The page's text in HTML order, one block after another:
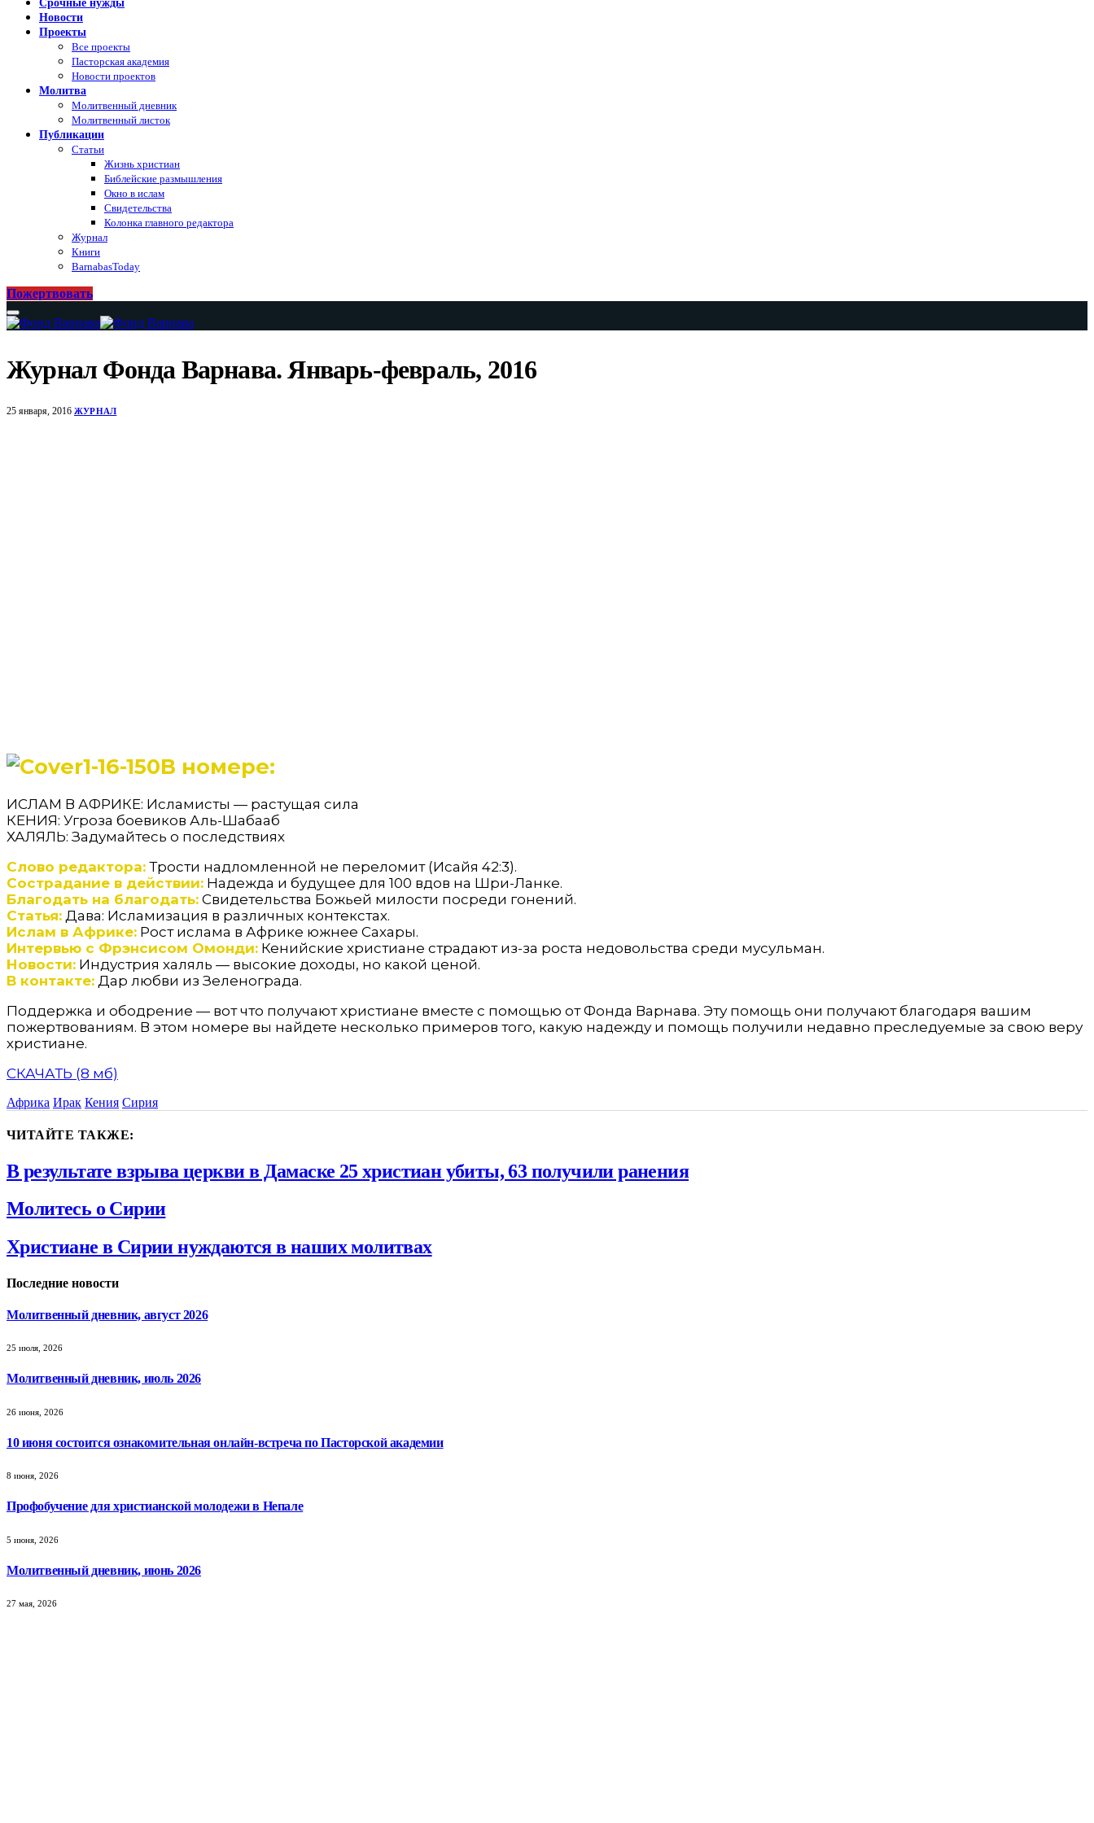
Срочные нужды
Новости
Проекты
Все проекты
Пасторская академия
Новости проектов
Молитва
Молитвенный дневник
Молитвенный листок
Публикации
Статьи
Жизнь христиан
Библейские размышления
Окно в ислам
Свидетельства
Колонка главного редактора
Журнал
Книги
BarnabasToday
Пожертвовать
Журнал Фонда Варнава. Январь-февраль, 2016
25 января, 2016 ЖУРНАЛ
В номере:
ИСЛАМ В АФРИКЕ: Исламисты — растущая сила
КЕНИЯ: Угроза боевиков Аль-Шабааб
ХАЛЯЛЬ: Задумайтесь о последствиях
Слово редактора: Трости надломленной не переломит (Исайя 42:3).
Сострадание в действии: Надежда и будущее для 100 вдов на Шри-Ланке.
Благодать на благодать: Свидетельства Божьей милости посреди гонений.
Статья: Дава: Исламизация в различных контекстах.
Ислам в Африке: Рост ислама в Африке южнее Сахары.
Интервью с Фрэнсисом Омонди: Кенийские христиане страдают из-за роста недовольства среди мусульман.
Новости: Индустрия халяль — высокие доходы, но какой ценой.
В контакте: Дар любви из Зеленограда.
Поддержка и ободрение — вот что получают христиане вместе с помощью от Фонда Варнава. Эту помощь они получают благодаря вашим
пожертвованиям. В этом номере вы найдете несколько примеров того, какую надежду и помощь получили недавно преследуемые за свою веру
христиане.
СКАЧАТЬ (8 мб)
Африка Ирак Кения Сирия
ЧИТАЙТЕ ТАКЖЕ:
В результате взрыва церкви в Дамаске 25 христиан убиты, 63 получили ранения
Молитесь о Сирии
Христиане в Сирии нуждаются в наших молитвах
Последние новости
Молитвенный дневник, август 2026
25 июля, 2026
Молитвенный дневник, июль 2026
26 июня, 2026
10 июня состоится ознакомительная онлайн-встреча по Пасторской академии
8 июня, 2026
Профобучение для христианской молодежи в Непале
5 июня, 2026
Молитвенный дневник, июнь 2026
27 мая, 2026